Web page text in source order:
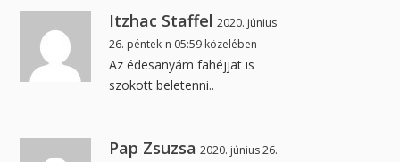
Itzhac Staffel 2020. június
26. péntek-n 05:59 közelében
Az édesanyám fahéjjat is
szokott beletenni..
Pap Zsuzsa 2020. június 26.